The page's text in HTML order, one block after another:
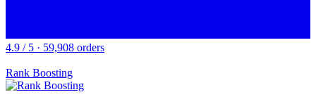
4.9 / 5 · 59,908 orders
Rank Boosting